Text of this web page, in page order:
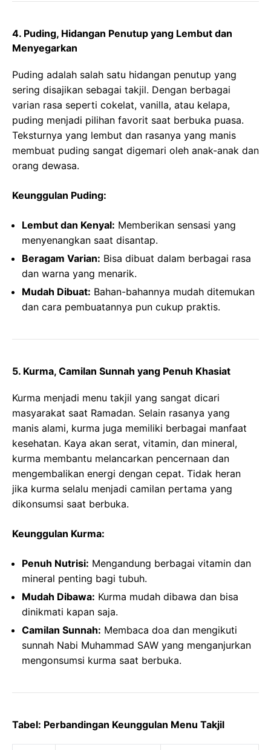
4. Puding, Hidangan Penutup yang Lembut dan
Menyegarkan
Puding adalah salah satu hidangan penutup yang
sering disajikan sebagai takjil. Dengan berbagai
varian rasa seperti cokelat, vanilla, atau kelapa,
puding menjadi pilihan favorit saat berbuka puasa.
Teksturnya yang lembut dan rasanya yang manis
membuat puding sangat digemari oleh anak-anak dan
orang dewasa.
Keunggulan Puding:
Lembut dan Kenyal: Memberikan sensasi yang
menyenangkan saat disantap.
Beragam Varian: Bisa dibuat dalam berbagai rasa
dan warna yang menarik.
Mudah Dibuat: Bahan-bahannya mudah ditemukan
dan cara pembuatannya pun cukup praktis.
5. Kurma, Camilan Sunnah yang Penuh Khasiat
Kurma menjadi menu takjil yang sangat dicari
masyarakat saat Ramadan. Selain rasanya yang
manis alami, kurma juga memiliki berbagai manfaat
kesehatan. Kaya akan serat, vitamin, dan mineral,
kurma membantu melancarkan pencernaan dan
mengembalikan energi dengan cepat. Tidak heran
jika kurma selalu menjadi camilan pertama yang
dikonsumsi saat berbuka.
Keunggulan Kurma:
Penuh Nutrisi: Mengandung berbagai vitamin dan
mineral penting bagi tubuh.
Mudah Dibawa: Kurma mudah dibawa dan bisa
dinikmati kapan saja.
Camilan Sunnah: Membaca doa dan mengikuti
sunnah Nabi Muhammad SAW yang menganjurkan
mengonsumsi kurma saat berbuka.
Tabel: Perbandingan Keunggulan Menu Takjil